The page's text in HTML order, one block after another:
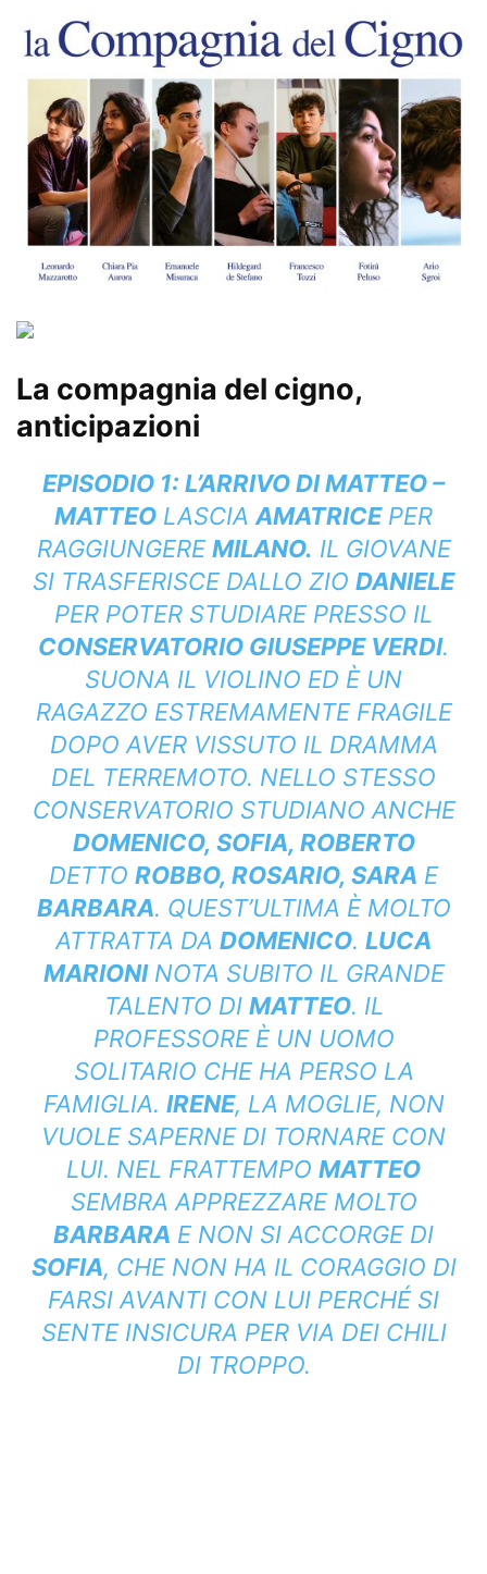
La compagnia del cigno,
anticipazioni
EPISODIO 1: L’ARRIVO DI MATTEO –
MATTEO LASCIAAMATRICEPER
RAGGIUNGEREMILANO. IL GIOVANE
SI TRASFERISCE DALLO ZIO DANIELE
PER POTER STUDIARE PRESSO IL
CONSERVATORIO GIUSEPPE VERDI.
SUONA IL VIOLINO ED È UN
RAGAZZO ESTREMAMENTE FRAGILE
DOPO AVER VISSUTO IL DRAMMA
DEL TERREMOTO. NELLO STESSO
CONSERVATORIO STUDIANO ANCHE
DOMENICO, SOFIA, ROBERTO
DETTO ROBBO, ROSARIO, SARA E
BARBARA. QUEST’ULTIMA È MOLTO
ATTRATTA DA DOMENICO. LUCA
MARIONINOTA SUBITO IL GRANDE
TALENTO DI MATTEO. IL
PROFESSORE È UN UOMO
SOLITARIO CHE HA PERSO LA
FAMIGLIA. IRENE, LA MOGLIE, NON
VUOLE SAPERNE DI TORNARE CON
LUI. NEL FRATTEMPO MATTEO
SEMBRA APPREZZARE MOLTO
BARBARA E NON SI ACCORGE DI
SOFIA, CHE NON HA IL CORAGGIO DI
FARSI AVANTI CON LUI PERCHÉ SI
SENTE INSICURA PER VIA DEI CHILI
DI TROPPO.